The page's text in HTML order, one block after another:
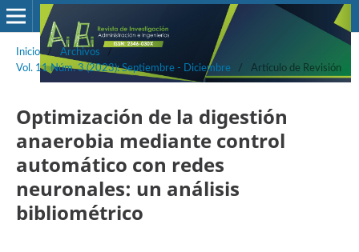
Inicio / Archivos
/
Vol. 11 Núm. 3 (2023): Septiembre - Diciembre
/ Artículo de Revisión
Optimización de la digestión
anaerobia mediante control
automático con redes
neuronales: un análisis
bibliométrico